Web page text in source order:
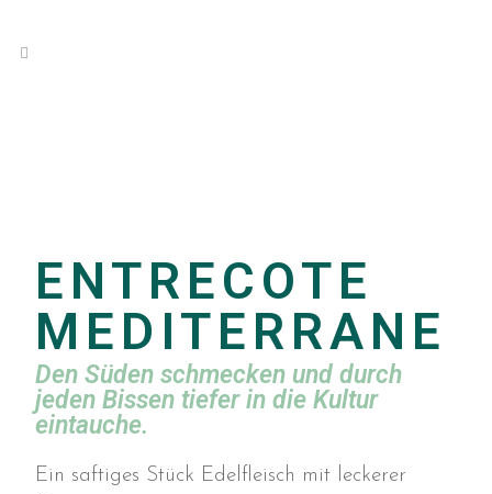
ENTRECOTE
MEDITERRANE
Den Süden schmecken und durch
jeden Bissen tiefer in die Kultur
eintauche.
Ein saftiges Stück Edelfleisch mit leckerer